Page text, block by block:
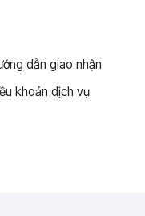
dẫn giao nhận
khoản dịch vụ